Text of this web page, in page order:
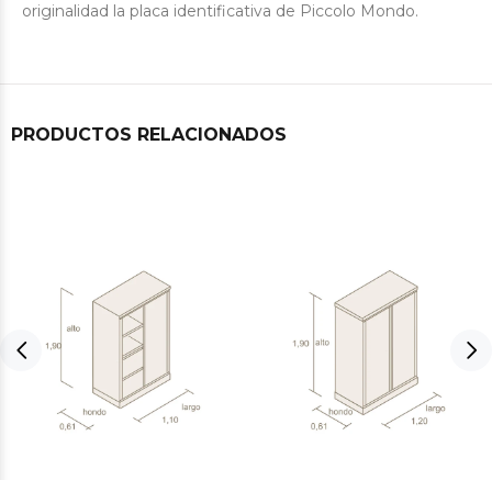
originalidad la placa identificativa de Piccolo Mondo.
PRODUCTOS RELACIONADOS